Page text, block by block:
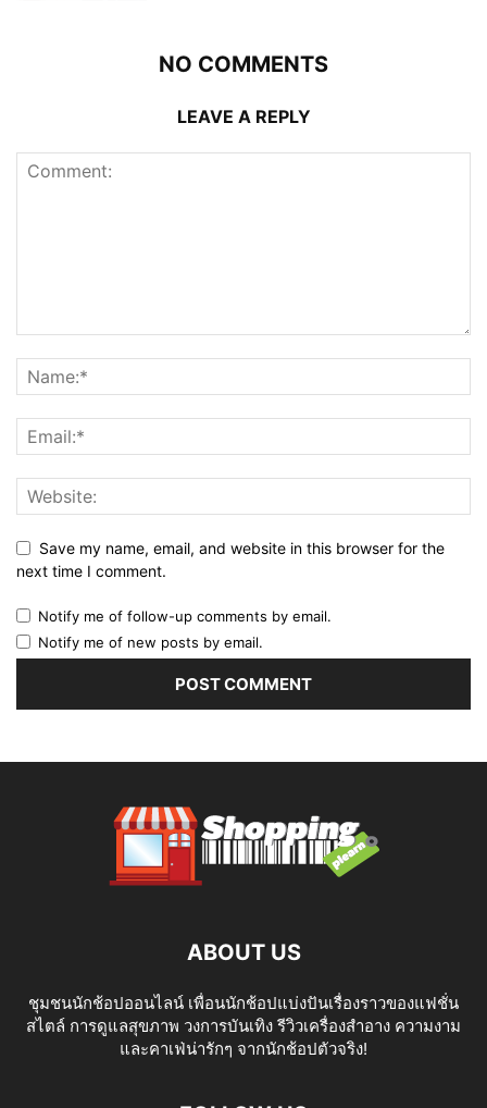
NO COMMENTS
LEAVE A REPLY
Save my name, email, and website in this browser for the
next time I comment.
Notify me of follow-up comments by email.
Notify me of new posts by email.
ABOUT US
ชุมชนนักช้อปออนไลน์ เพื่อนนักช้อปแบ่งปันเรื่องราวของแฟชั่น
สไตล์ การดูแลสุขภาพ วงการบันเทิง รีวิวเครื่องสำอาง ความงาม
และคาเฟ่น่ารักๆ จากนักช้อปตัวจริง!